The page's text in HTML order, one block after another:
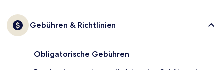
Gebühren & Richtlinien
Obligatorische Gebühren